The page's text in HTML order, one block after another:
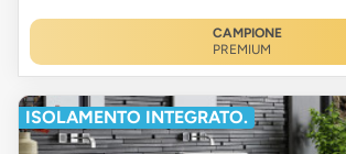
CAMPIONE
PREMIUM
ISOLAMENTO INTEGRATO.